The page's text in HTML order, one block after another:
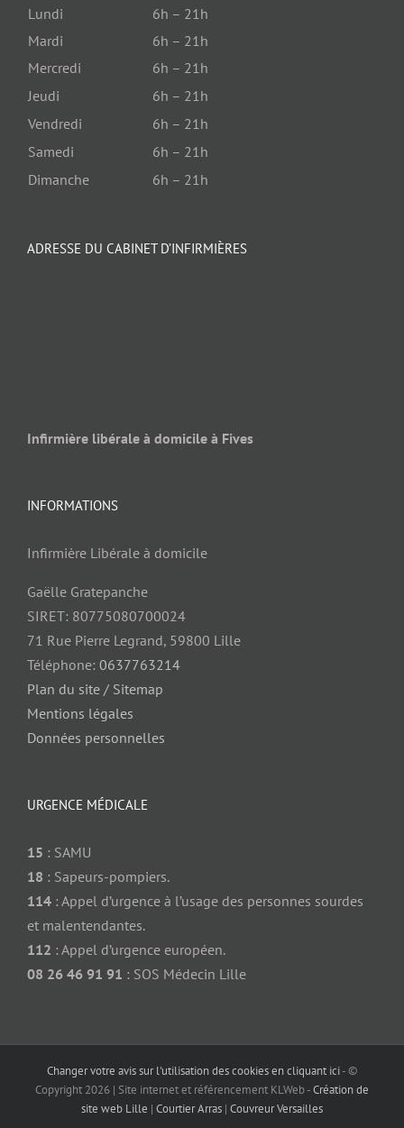
Lundi
6h – 21h
Mardi
6h – 21h
Mercredi
6h – 21h
Jeudi
6h – 21h
Vendredi
6h – 21h
Samedi
6h – 21h
Dimanche
6h – 21h
ADRESSE DU CABINET D’INFIRMIÈRES
Infirmière libérale à domicile à Fives
INFORMATIONS
Infirmière Libérale à domicile
Gaëlle Gratepanche
SIRET: 80775080700024
71 Rue Pierre Legrand, 59800 Lille
Téléphone: 0637763214
Plan du site / Sitemap
Mentions légales
Données personnelles
URGENCE MÉDICALE
15 : SAMU
18 : Sapeurs-pompiers.
114 : Appel d’urgence à l’usage des personnes sourdes
et malentendantes.
112 : Appel d’urgence européen.
08 26 46 91 91 : SOS Médecin Lille
Changer votre avis sur l'utilisation des cookies en cliquant ici- ©
Copyright 2026 | Site internet et référencement KLWeb -Création de
site web Lille | Courtier Arras | Couvreur Versailles